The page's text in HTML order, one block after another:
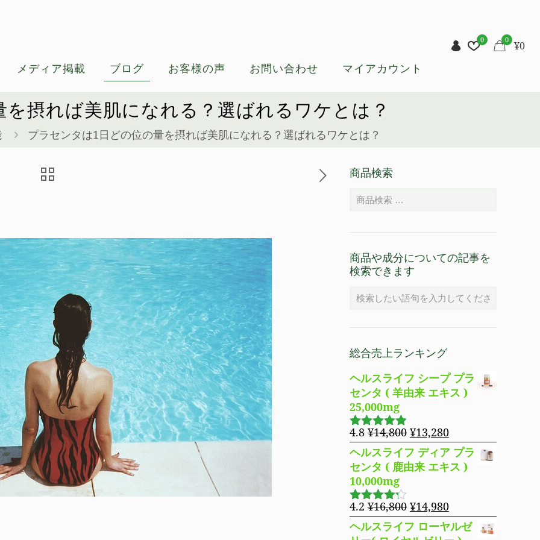
メディア掲載 ブログ お客様の声 お問い合わせ マイアカウント
0 0 ¥0
摂れば美肌になれる？選ばれるワケとは？
プラセンタは1日どの位の量を摂れば美肌になれる？選ばれるワケとは？
商品検索
商品や成分についての記事を
検索できます
総合売上ランキング
ヘルスライフ シープ プラ
センタ ( 羊由来 エキス )
25,000mg
5段階で
4.83 の評
価
4.8 ¥14,800 元
の
価
格
¥14,800
で
し
¥13,280現
在
の
価
は
¥13,280
で
ヘルスライフ ディア プラ
センタ ( 鹿由来 エキス )
10,000mg
5段階で
4.19 の評
価
4.2 ¥16,800 元
の
価
¥14,980現
在
の
ヘルスライフ ローヤルゼ